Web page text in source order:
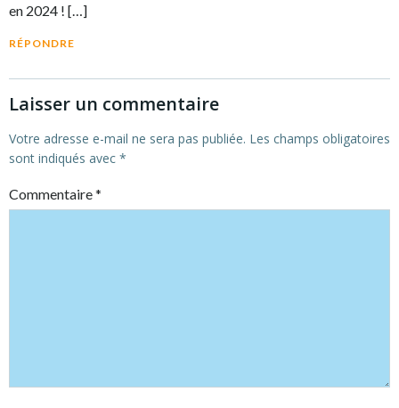
en 2024 ! […]
RÉPONDRE
Laisser un commentaire
Votre adresse e-mail ne sera pas publiée. Les champs obligatoires
sont indiqués avec *
Commentaire*